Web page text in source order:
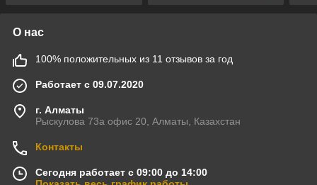
О нас
100% положительных из 11 отзывов за год
Работает с 09.07.2020
г. Алматы
Рыскулова 73а офис 20, Алматы, Казахстан
Контакты
Сегодня работает с 09:00 до 14:00